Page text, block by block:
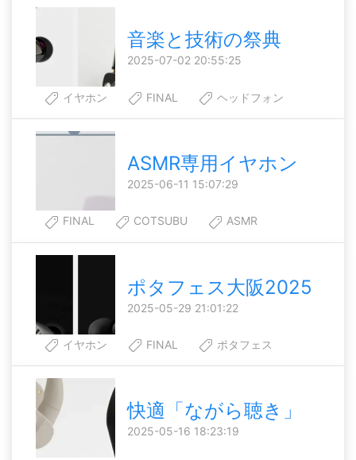
音楽と技術の祭典
2025-07-02 20:55:25
イヤホン FINAL ヘッドフォン
ASMR専用イヤホン
2025-06-11 15:07:29
FINAL COTSUBU ASMR
ポタフェス大阪2025
2025-05-29 21:01:22
イヤホン FINAL ポタフェス
快適「ながら聴き」
2025-05-16 18:23:19